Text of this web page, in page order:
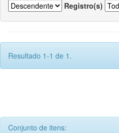
Registro(s)
Resultado 1-1 de 1.
Conjunto de itens: